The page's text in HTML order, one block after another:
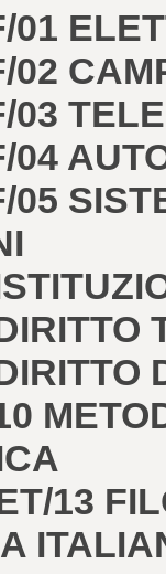
01
02
03
04
05
13